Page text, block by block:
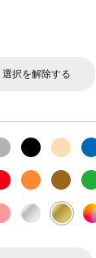
選択を解除する